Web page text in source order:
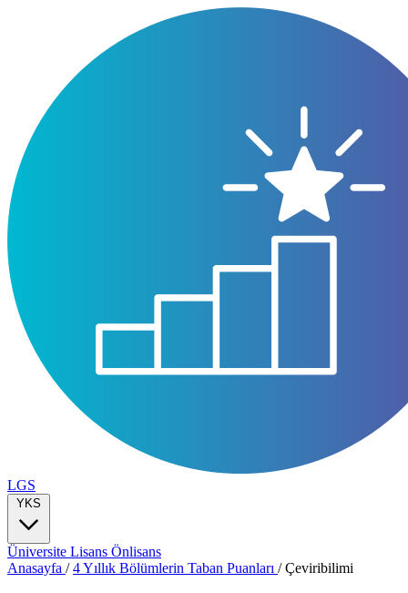
LGS
YKS
Üniversite Lisans Önlisans
Anasayfa /4 Yıllık Bölümlerin Taban Puanları /Çeviribilimi